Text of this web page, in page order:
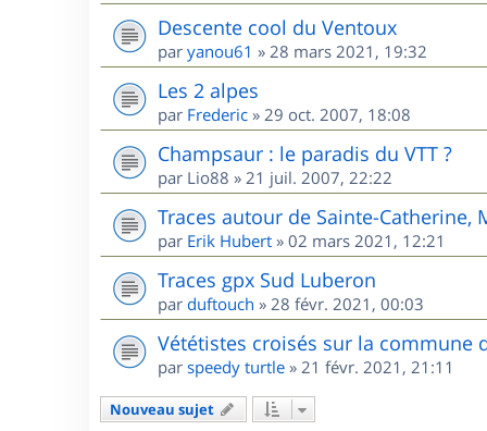
Descente cool du Ventoux
par yanou61 » 28 mars 2021, 19:32
Les 2 alpes
par Frederic » 29 oct. 2007, 18:08
Champsaur : le paradis du VTT ?
par Lio88 » 21 juil. 2007, 22:22
Traces autour de Sainte-Catherine,
par Erik Hubert » 02 mars 2021, 12:21
Traces gpx Sud Luberon
par duftouch » 28 févr. 2021, 00:03
Vététistes croisés sur la commune
par speedy turtle » 21 févr. 2021, 21:11
Nouveau sujet